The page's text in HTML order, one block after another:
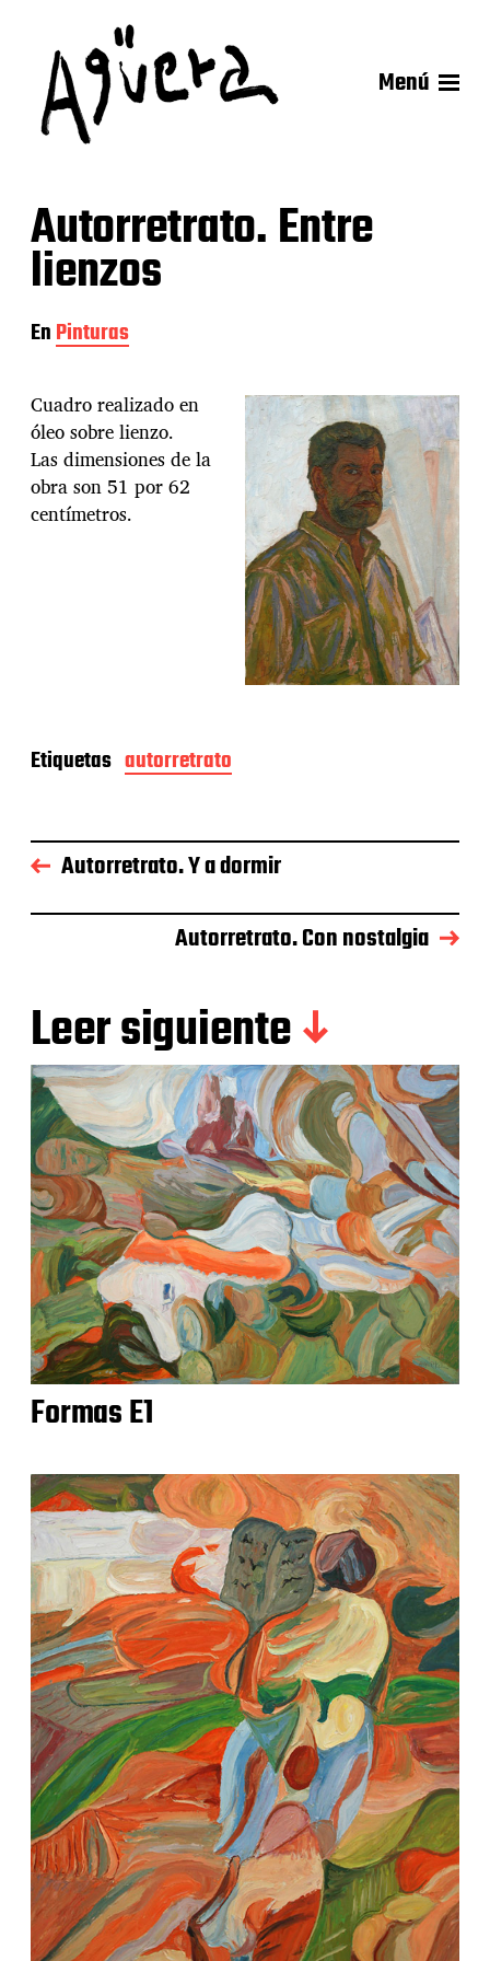
Menú
Autorretrato. Entre
lienzos
EnPinturas
Cuadro realizado en
óleo sobre lienzo.
Las dimensiones de la
obra son 51 por 62
centímetros.
Etiquetas autorretrato
Autorretrato. Y a dormir
Autorretrato. Con nostalgia
Leer siguiente
Formas E1